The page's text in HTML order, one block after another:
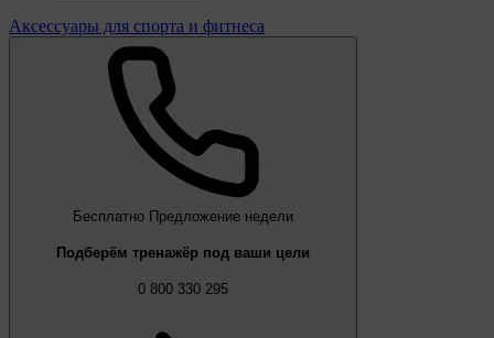
Аксессуары для спорта и фитнеса
Бесплатно Предложение недели
Подберём тренажёр под ваши цели
0 800 330 295